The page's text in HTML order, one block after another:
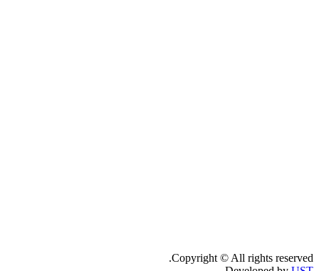
Copyright © All rights reserved.